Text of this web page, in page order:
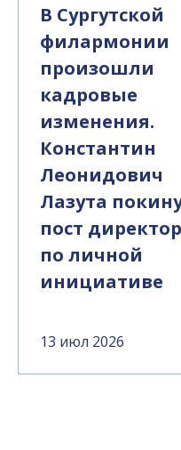
В Сургутской
филармонии
произошли
кадровые
изменения.
Константин
Леонидович
Лазута
пост
по личной
инициативе
13 июл 2026